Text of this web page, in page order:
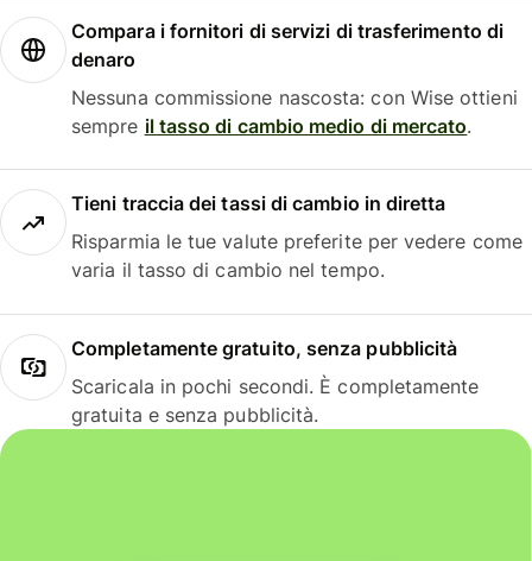
Compara i fornitori di servizi di trasferimento di
denaro
Nessuna commissione nascosta: con Wise ottieni
sempre il tasso di cambio medio di mercato.
Tieni traccia dei tassi di cambio in diretta
Risparmia le tue valute preferite per vedere come
varia il tasso di cambio nel tempo.
Completamente gratuito, senza pubblicità
Scaricala in pochi secondi. È completamente
gratuita e senza pubblicità.